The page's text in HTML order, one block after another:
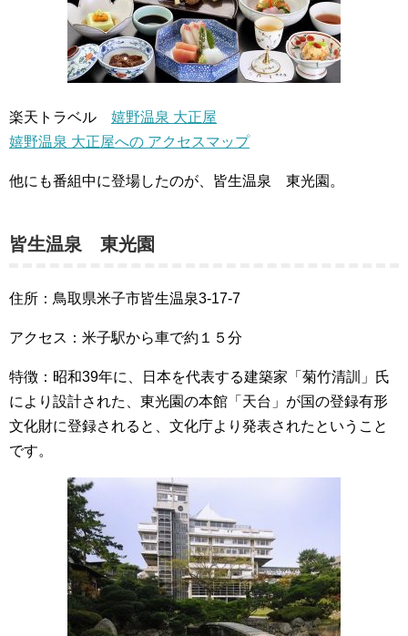
楽天トラベル 嬉野温泉 大正屋
嬉野温泉 大正屋への アクセスマップ
他にも番組中に登場したのが、皆生温泉 東光園。
皆生温泉 東光園
住所：鳥取県米子市皆生温泉3-17-7
アクセス：米子駅から車で約１５分
特徴：昭和39年に、日本を代表する建築家「菊竹清訓」氏
により設計された、東光園の本館「天台」が国の登録有形
文化財に登録されると、文化庁より発表されたということ
です。